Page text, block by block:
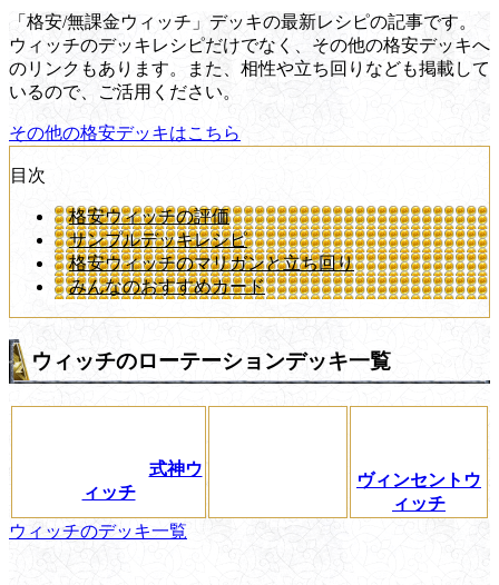
「格安/無課金ウィッチ」デッキの最新レシピの記事です。
ウィッチのデッキレシピだけでなく、その他の格安デッキへ
のリンクもあります。また、相性や立ち回りなども掲載して
いるので、ご活用ください。
その他の格安デッキはこちら
目次
格安ウィッチの評価
サンプルデッキレシピ
格安ウィッチのマリガンと立ち回り
みんなのおすすめカード
ウィッチのローテーションデッキ一覧
式神ウ
ィッチ
ヴィンセントウ
ィッチ
ウィッチのデッキ一覧